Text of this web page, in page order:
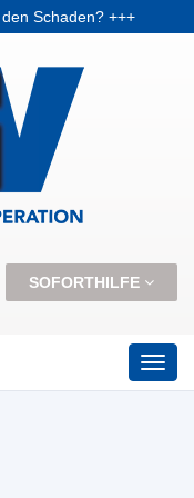
Schaden? +++
SOFORTHILFE